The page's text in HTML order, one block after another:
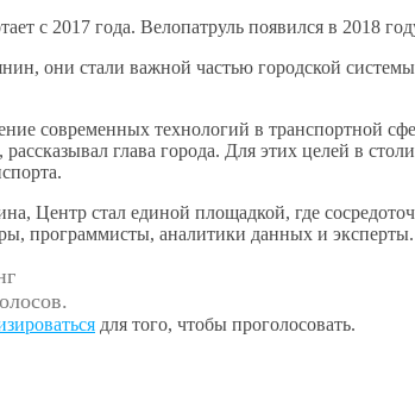
с 2017 года. Велопатруль появился в 2018
они стали важной частью городской
современных технологий в транспортной
глава города. Для этих целей в
Центр стал единой площадкой, где
программисты, аналитики данных и эксперты.
для того, чтобы проголосовать.